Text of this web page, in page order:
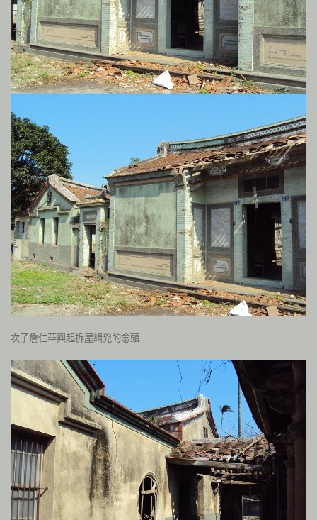
次子詹仁華興起拆屋緝兇的念頭……